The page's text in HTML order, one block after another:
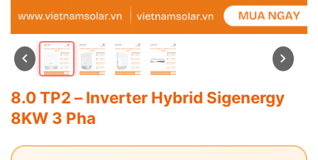
8.0 TP2 – Inverter Hybrid Sigenergy
8KW 3 Pha